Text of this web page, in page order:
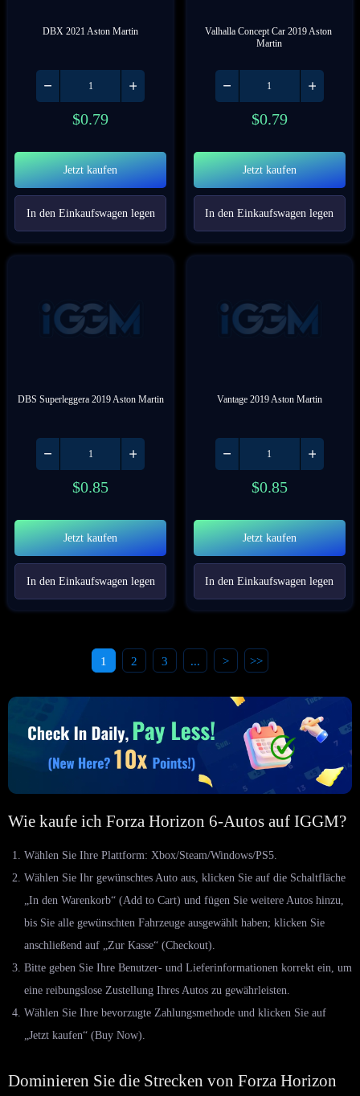
DBX 2021 Aston Martin
$0.79
Jetzt kaufen
In den Einkaufswagen legen
Valhalla Concept Car 2019 Aston
Martin
$0.79
Jetzt kaufen
In den Einkaufswagen legen
DBS Superleggera 2019 Aston Martin
$0.85
Jetzt kaufen
In den Einkaufswagen legen
Vantage 2019 Aston Martin
$0.85
Jetzt kaufen
In den Einkaufswagen legen
1 2 3 ... > >>
Wie kaufe ich Forza Horizon 6-Autos auf IGGM?
Wählen Sie Ihre Plattform: Xbox/Steam/Windows/PS5.
Wählen Sie Ihr gewünschtes Auto aus, klicken Sie auf die Schaltfläche
„In den Warenkorb“ (Add to Cart) und fügen Sie weitere Autos hinzu,
bis Sie alle gewünschten Fahrzeuge ausgewählt haben; klicken Sie
anschließend auf „Zur Kasse“ (Checkout).
Bitte geben Sie Ihre Benutzer- und Lieferinformationen korrekt ein, um
eine reibungslose Zustellung Ihres Autos zu gewährleisten.
Wählen Sie Ihre bevorzugte Zahlungsmethode und klicken Sie auf
„Jetzt kaufen“ (Buy Now).
Dominieren Sie die Strecken von Forza Horizon